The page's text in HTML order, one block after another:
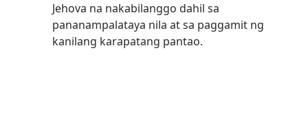
Jehova na nakabilanggo dahil sa
pananampalataya nila at sa paggamit ng
kanilang karapatang pantao.